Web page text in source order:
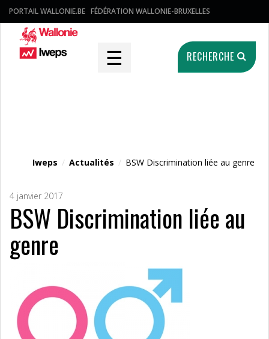
PORTAIL WALLONIE.BE FÉDÉRATION WALLONIE-BRUXELLES
☰ RECHERCHE
Iweps / Actualités / BSW Discrimination liée au genre
4 janvier 2017
BSW Discrimination liée au
genre